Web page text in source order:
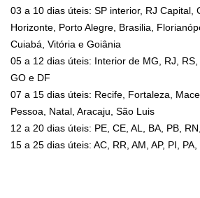
03 a 10 dias úteis: SP interior, RJ Capital,
Horizonte, Porto Alegre, Brasilia,
Cuiabá, Vitória e Goiânia
05 a 12 dias úteis: Interior de MG, RJ, RS,
GO e DF
07 a 15 dias úteis: Recife, Fortaleza,
Pessoa, Natal, Aracaju, São Luis
12 a 20 dias úteis: PE, CE, AL, BA, PB,
15 a 25 dias úteis: AC, RR, AM, AP, PI,